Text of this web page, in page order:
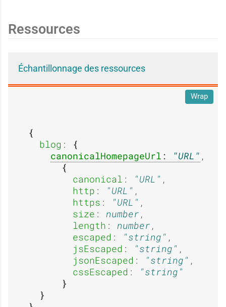
u
s
g
e
s
g
e
:
'
u
s
a
g
u
s
a
g
Ressources
Échantillonnage des ressources
blog :
canonicalHomepageUrl : URL
,
canonical : URL
,
http : URL
,
https : URL
,
size : number ,
length : number ,
escaped : string
,
jsEscaped : string
,
jsonEscaped : string
,
cssEscaped : string
Wrap